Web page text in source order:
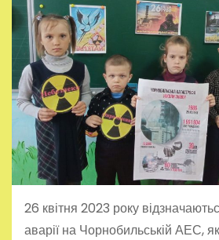
26 квітня 2023 року
аварії на Чорнобильській АЕС,